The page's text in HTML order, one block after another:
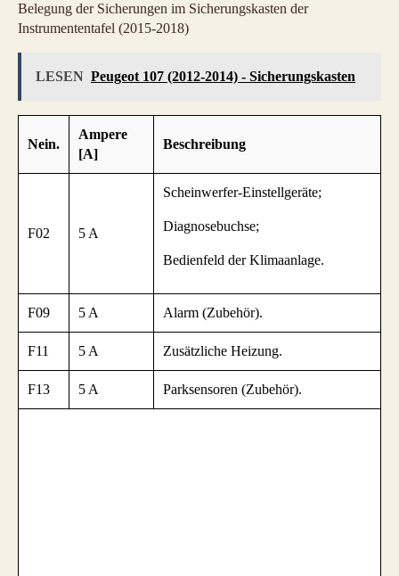
Belegung der Sicherungen im Sicherungskasten der
Instrumententafel (2015-2018)
LESEN Peugeot 107 (2012-2014) - Sicherungskasten
Nein.
Ampere
[A]
Beschreibung
F02 5 A
Scheinwerfer-Einstellgeräte;
Diagnosebuchse;
Bedienfeld der Klimaanlage.
F09 5 A Alarm (Zubehör).
F11 5 A Zusätzliche Heizung.
F13 5 A Parksensoren (Zubehör).